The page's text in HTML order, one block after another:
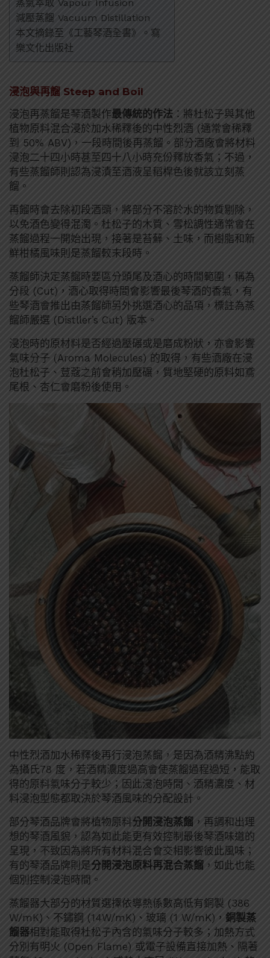
蒸氣萃取 Vapour Infusion
減壓蒸餾 Vacuum Distillation
本文摘錄至《工藝琴酒全書》。寫
樂文化出版社
浸泡與再餾 Steep and Boil
浸泡再蒸餾是琴酒製作最傳統的作法 ：將杜松子與其他
植物原料混合浸於加水稀釋後的中性烈酒 (通常會稀釋
到 50% ABV)，一段時間後再蒸餾。部分酒廠會將材料
浸泡二十四小時甚至四十八小時充份釋放香氣；不過，
有些蒸餾師則認為浸漬至酒液呈稻桿色後就該立刻蒸
餾。
再餾時會去除初段酒頭，將部分不溶於水的物質剔除，
以免酒色變得混濁。杜松子的木質、雪松調性通常會在
蒸餾過程一開始出現，接著是苔蘚、土味，而樹脂和新
鮮柑橘風味則是蒸餾較末段時。
蒸餾師決定蒸餾時要區分頭尾及酒心的時間範圍，稱為
分段 (Cut)，酒心取得時間會影響最後琴酒的香氣，有
些琴酒會推出由蒸餾師另外挑選酒心的品項，標註為蒸
餾師嚴選 (Distller’s Cut) 版本。
浸泡時的原材料是否經過壓碾或是磨成粉狀，亦會影響
氣味分子 (Aroma Molecules) 的取得，有些酒廠在浸
泡杜松子、荳蔻之前會稍加壓碾，質地堅硬的原料如鳶
尾根、杏仁會磨粉後使用。
中性烈酒加水稀釋後再行浸泡蒸餾，是因為酒精沸點約
為攝氏78 度，若酒精濃度過高會使蒸餾過程過短，能取
得的原料氣味分子較少；因此浸泡時間、酒精濃度、材
料浸泡型態都取決於琴酒風味的分配設計。
部分琴酒品牌會將植物原料分開浸泡蒸餾 ，再調和出理
想的琴酒風貌，認為如此能更有效控制最後琴酒味道的
呈現，不致因為將所有材料混合會交相影響彼此風味；
有的琴酒品牌則是分開浸泡原料再混合蒸餾 ，如此也能
個別控制浸泡時間。
蒸餾器大部分的材質選擇依導熱係數高低有銅製 (386
W/mK)、不鏽鋼 (14W/mK)、玻璃 (1 W/mK)， 銅製蒸
餾器相對能取得杜松子內含的氣味分子較多；加熱方式
分別有明火 (Open Flame) 或電子設備直接加熱、隔著